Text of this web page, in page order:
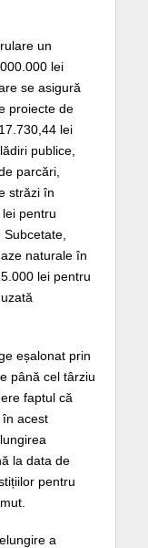
un
lei
se asigură
proiecte de
lei
publice,
parcări,
străzi în
pentru
naturale în
lei pentru
eșalonat prin
până cel târziu
faptul că
acest
la data de
pentru
a